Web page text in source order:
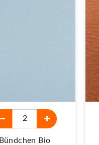
Bündchen Bio